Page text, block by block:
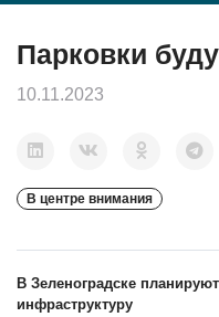
Парковки
10.11.2023
В центре внимания
В Зеленоградске
инфраструктуру